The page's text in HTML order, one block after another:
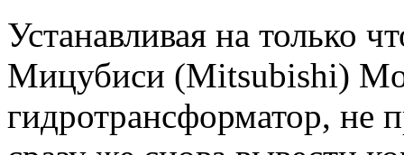
Устанавливая на только
Мицубиси (Mitsubishi)
гидротрансформатор, не